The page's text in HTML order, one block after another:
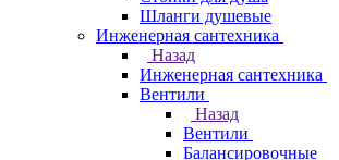
Шланги душевые
Инженерная сантехника
Назад
Инженерная сантехника
Вентили
Назад
Вентили
Балансировочные